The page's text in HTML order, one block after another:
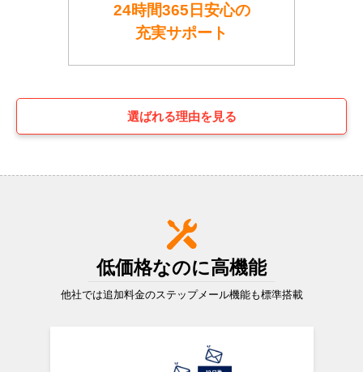
24時間365日安心の
充実サポート
選ばれる理由を見る
低価格なのに高機能
他社では追加料金のステップメール機能も標準搭載